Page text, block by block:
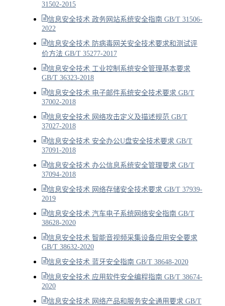
31502-2015
信息安全技术 政务网站系统安全指南 GB/T 31506-
2022
信息安全技术 防病毒网关安全技术要求和测试评
价方法 GB/T 35277-2017
信息安全技术 工业控制系统安全管理基本要求
GB/T 36323-2018
信息安全技术 电子邮件系统安全技术要求 GB/T
37002-2018
信息安全技术 网络攻击定义及描述规范 GB/T
37027-2018
信息安全技术 安全办公U盘安全技术要求 GB/T
37091-2018
信息安全技术 办公信息系统安全管理要求 GB/T
37094-2018
信息安全技术 网络存储安全技术要求 GB/T 37939-
2019
信息安全技术 汽车电子系统网络安全指南 GB/T
38628-2020
信息安全技术 智能音视频采集设备应用安全要求
GB/T 38632-2020
信息安全技术 蓝牙安全指南 GB/T 38648-2020
信息安全技术 应用软件安全编程指南 GB/T 38674-
2020
信息安全技术 网络产品和服务安全通用要求 GB/T